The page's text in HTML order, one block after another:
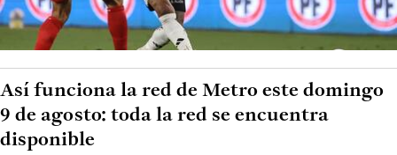
Así funciona la red de Metro este domingo
9 de agosto: toda la red se encuentra
disponible